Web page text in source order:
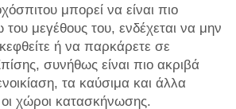
μπορεί να είναι πιο
μεγέθους του, ενδέχεται να μην
ή να παρκάρετε σε
συνήθως είναι πιο ακριβά
τα καύσιμα και άλλα
χώροι κατασκήνωσης.